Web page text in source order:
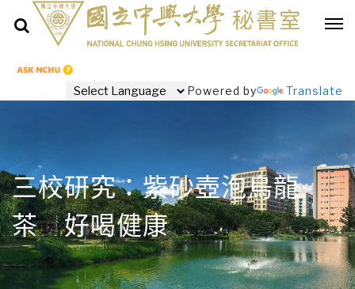
Powered by Translate
三校研究：紫砂壺泡烏龍
茶 好喝健康